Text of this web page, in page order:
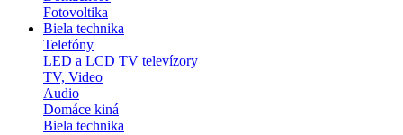
Fotovoltika
Biela technika
Telefóny
LED a LCD TV televízory
TV, Video
Audio
Domáce kiná
Biela technika